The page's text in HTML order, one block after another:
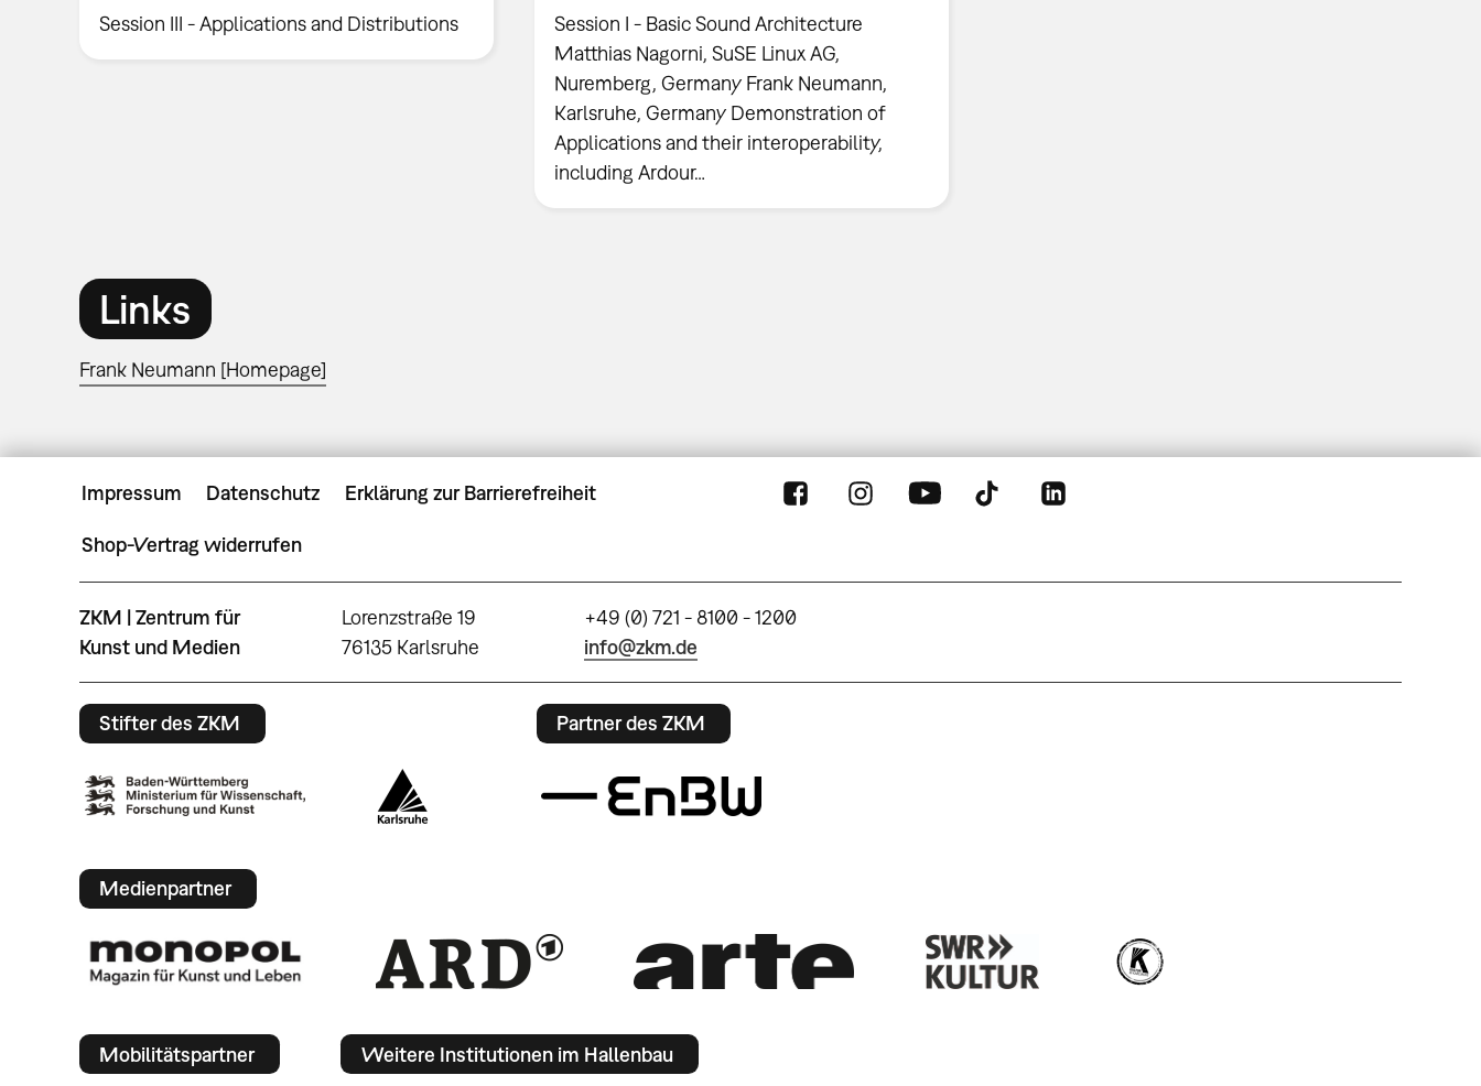
Session III - Applications and Distributions
Session I - Basic Sound Architecture
Matthias Nagorni, SuSE Linux AG,
Nuremberg, Germany Frank Neumann,
Karlsruhe, Germany Demonstration of
Applications and their interoperability,
including Ardour…
Links
Frank Neumann [Homepage]
Impressum Datenschutz Erklärung zur Barrierefreiheit
Shop-Vertrag widerrufen
ZKM | Zentrum für
Kunst und Medien
Lorenzstraße 19
76135 Karlsruhe
+49 (0) 721 - 8100 - 1200
info@zkm.de
Stifter des ZKM Partner des ZKM
Medienpartner
Mobilitätspartner Weitere Institutionen im Hallenbau